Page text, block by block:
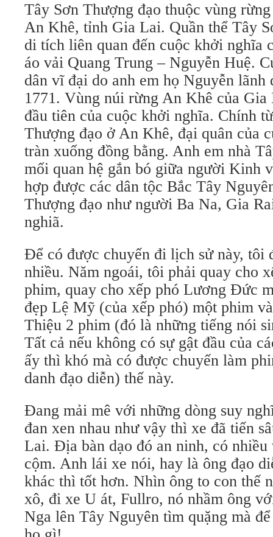
Tây Sơn Thượng đạo thuộc vùng
An Khê, tỉnh Gia Lai. Quần thể Tây
di tích liên quan đến cuộc khởi nghĩa
áo vải Quang Trung – Nguyễn Huệ.
dân vĩ đại do anh em họ Nguyễn lãnh
1771. Vùng núi rừng An Khê của
đầu tiên của cuộc khởi nghĩa. Chính
Thượng đạo ở An Khê, đại quân của
tràn xuống đồng bằng. Anh em nhà
mối quan hệ gắn bó giữa người Kinh
hợp được các dân tộc Bắc Tây
Thượng đạo như người Ba Na, Gia
nghiã.
Để có được chuyến đi lịch sử này, tôi
nhiều. Năm ngoái, tôi phải quay cho
phim, quay cho xếp phó Lương Đức
đẹp Lệ Mỹ (của xếp phó) một phim
Thiệu 2 phim (đó là những tiếng nói
Tất cả nếu không có sự gật đầu của
ấy thì khó mà có được chuyến làm
danh đạo diễn) thế này.
Đang mải mê với những dòng suy
đan xen nhau như vậy thì xe đã tiến
Lai. Địa bàn dạo đó an ninh, có nhiều
cộm. Anh lái xe nói, hay là ông đạo
khác thì tốt hơn. Nhìn ông to con thế
xô, đi xe U át, Fullro, nó nhầm ông
Nga lên Tây Nguyên tìm quặng mà